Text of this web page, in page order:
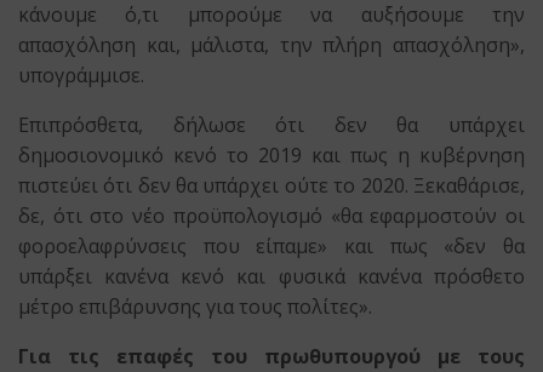
κάνουμε ό,τι μπορούμε να αυξήσουμε την
απασχόληση και, μάλιστα, την πλήρη απασχόληση»,
υπογράμμισε.
Επιπρόσθετα, δήλωσε ότι δεν θα υπάρχει
δημοσιονομικό κενό το 2019 και πως η κυβέρνηση
πιστεύει ότι δεν θα υπάρχει ούτε το 2020. Ξεκαθάρισε,
δε, ότι στο νέο προϋπολογισμό «θα εφαρμοστούν οι
φοροελαφρύνσεις που είπαμε» και πως «δεν θα
υπάρξει κανένα κενό και φυσικά κανένα πρόσθετο
μέτρο επιβάρυνσης για τους πολίτες».
Για τις επαφές του πρωθυπουργού με τους